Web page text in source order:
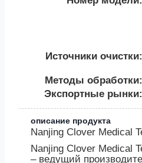
Источники очистки:
Методы обработки:
Экспортные рынки:
описание продукта
Nanjing Clover Medical
Nanjing Clover Medical
– ведущий